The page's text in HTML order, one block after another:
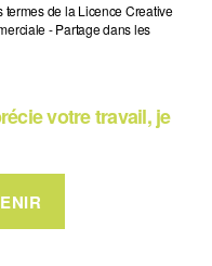
de la Licence Creative
- Partage dans les
votre travail, je